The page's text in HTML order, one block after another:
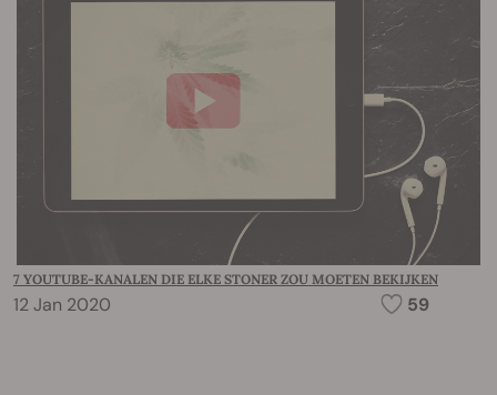
7 YOUTUBE-KANALEN DIE ELKE STONER ZOU MOETEN BEKIJKEN
12 Jan 2020 59